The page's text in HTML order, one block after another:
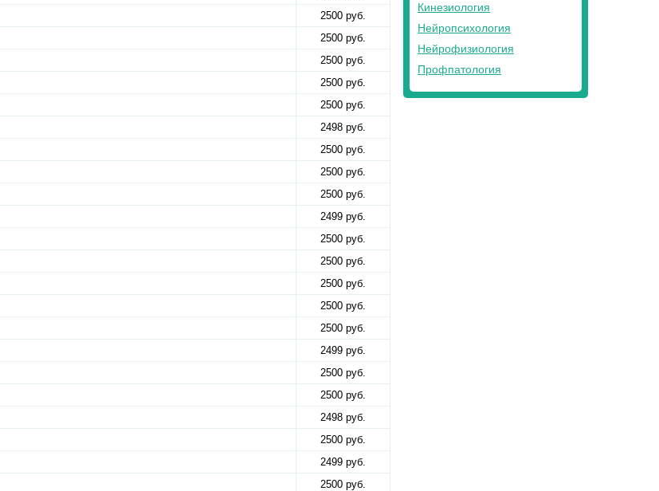
2500 руб.
2500 руб.
2500 руб.
2500 руб.
2500 руб.
2498 руб.
2500 руб.
2500 руб.
2500 руб.
2499 руб.
2500 руб.
2500 руб.
2500 руб.
2500 руб.
2500 руб.
2499 руб.
2500 руб.
2500 руб.
2498 руб.
2500 руб.
2499 руб.
2500 руб.
Кинезиология
Нейропсихология
Нейрофизиология
Профпатология